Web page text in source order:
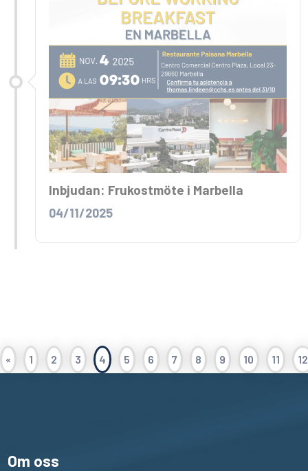
Inbjudan: Frukostmöte i Marbella
04/11/2025
« 1 2 3 4 5 6 7 8 9 10 11 12
Om oss